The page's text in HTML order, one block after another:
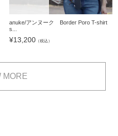
anuke/アンヌーク Border Poro T-shirt
s...
¥13,200 （税込）
MORE